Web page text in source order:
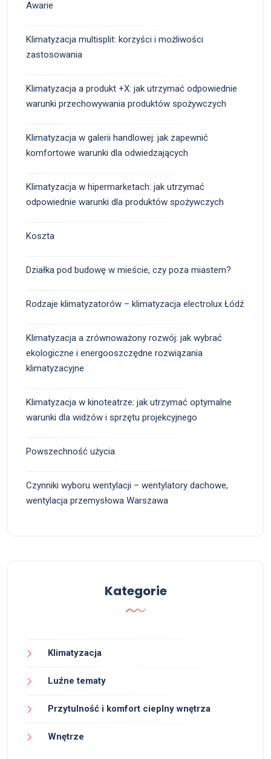
Awarie
Klimatyzacja multisplit: korzyści i możliwości
zastosowania
Klimatyzacja a produkt +X: jak utrzymać odpowiednie
warunki przechowywania produktów spożywczych
Klimatyzacja w galerii handlowej: jak zapewnić
komfortowe warunki dla odwiedzających
Klimatyzacja w hipermarketach: jak utrzymać
odpowiednie warunki dla produktów spożywczych
Koszta
Działka pod budowę w mieście, czy poza miastem?
Rodzaje klimatyzatorów – klimatyzacja electrolux Łódź
Klimatyzacja a zrównoważony rozwój: jak wybrać
ekologiczne i energooszczędne rozwiązania
klimatyzacyjne
Klimatyzacja w kinoteatrze: jak utrzymać optymalne
warunki dla widzów i sprzętu projekcyjnego
Powszechność użycia
Czynniki wyboru wentylacji – wentylatory dachowe,
wentylacja przemysłowa Warszawa
Kategorie
Klimatyzacja
Luźne tematy
Przytulność i komfort cieplny wnętrza
Wnętrze